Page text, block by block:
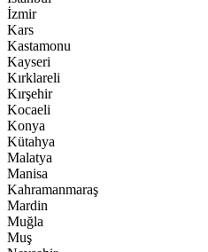
İzmir
Kars
Kastamonu
Kayseri
Kırklareli
Kırşehir
Kocaeli
Konya
Kütahya
Malatya
Manisa
Kahramanmaraş
Mardin
Muğla
Muş